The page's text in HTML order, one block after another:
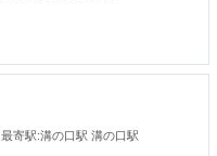
最寄駅:溝の口駅 溝の口駅